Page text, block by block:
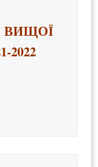
ВИЩОЇ
2022